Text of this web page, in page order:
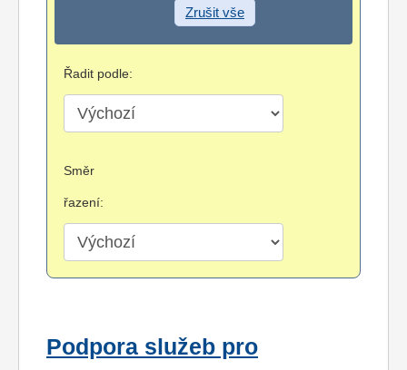
Zrušit vše
Řadit podle:
Směr
řazení:
Podpora služeb pro